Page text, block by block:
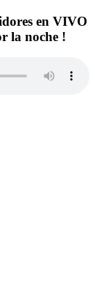
en VIVO
la noche !